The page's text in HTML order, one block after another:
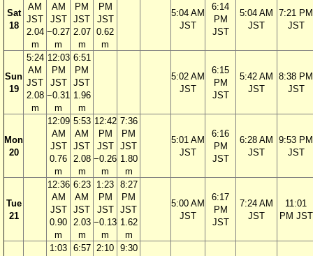
Sat
18
AM
JST
2.04
m
AM
JST
−0.27
m
PM
JST
2.07
m
PM
JST
0.62
m
5:04 AM
JST
6:14
PM
JST
5:04 AM
JST
7:21 PM
JST
Sun
19
5:24
AM
JST
2.08
m
12:03
PM
JST
−0.31
m
6:51
PM
JST
1.96
m
5:02 AM
JST
6:15
PM
JST
5:42 AM
JST
8:38 PM
JST
Mon
20
12:09
AM
JST
0.76
m
5:53
AM
JST
2.08
m
12:42
PM
JST
−0.26
m
7:36
PM
JST
1.80
m
5:01 AM
JST
6:16
PM
JST
6:28 AM
JST
9:53 PM
JST
Tue
21
12:36
AM
JST
0.90
m
6:23
AM
JST
2.03
m
1:23
PM
JST
−0.13
m
8:27
PM
JST
1.62
m
5:00 AM
JST
6:17
PM
JST
7:24 AM
JST
11:01
PM JST
1:03 6:57
2:10 9:30